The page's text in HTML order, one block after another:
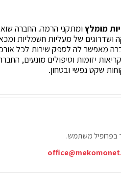
מומלץומתקני הרמה. החברה
ושדרוגים של מעליות חשמליות
מאפשר לה לספק שירות לכל
יזומות וטיפולים מונעים,
שקט נפשי ובטחון.
בפרופיל משתמש.